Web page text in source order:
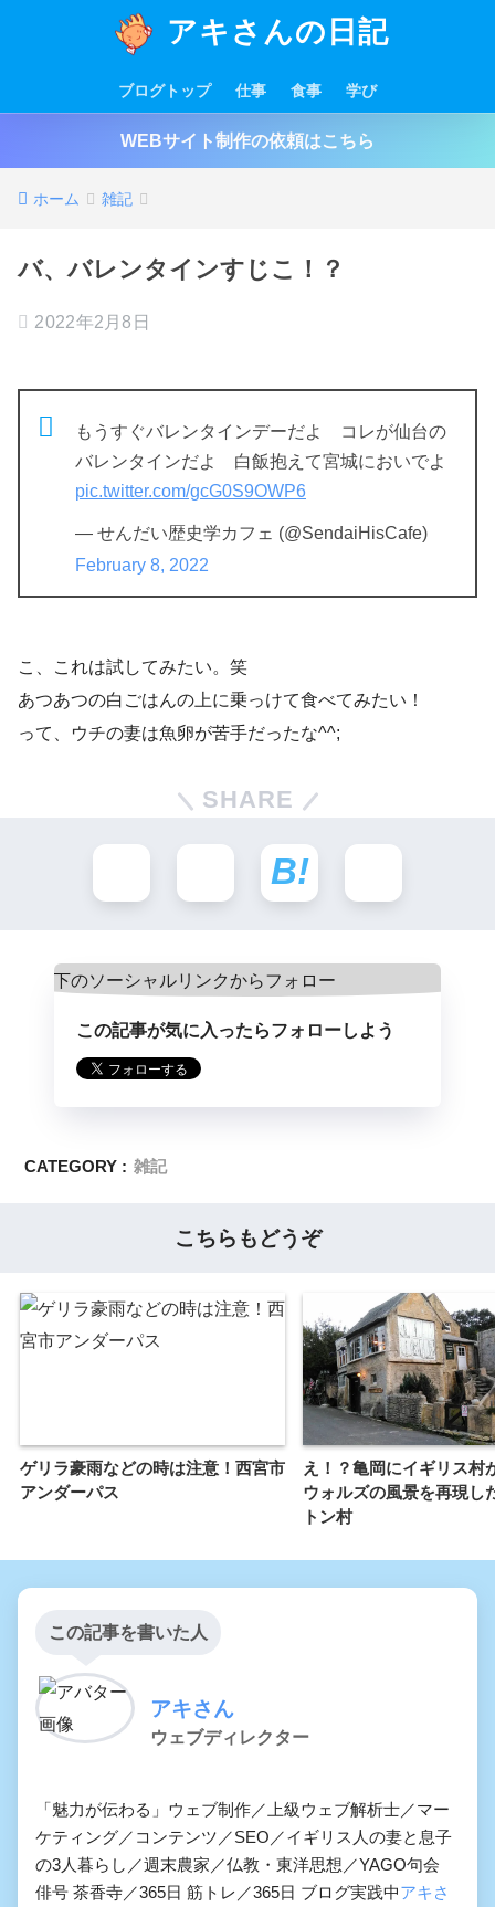
アキさんの日記
ブログトップ 仕事 食事 学び
WEBサイト制作の依頼はこちら
ホーム 雑記
バ、バレンタインすじこ！？
2022年2月8日
もうすぐバレンタインデーだよ コレが仙台の
バレンタインだよ 白飯抱えて宮城においでよ
pic.twitter.com/gcG0S9OWP6
— せんだい歴史学カフェ (@SendaiHisCafe)
February 8, 2022
こ、これは試してみたい。笑
あつあつの白ごはんの上に乗っけて食べてみたい！
って、ウチの妻は魚卵が苦手だったな^^;
SHARE
この記事が気に入ったらフォローしよう
CATEGORY : 雑記
こちらもどうぞ
ゲリラ豪雨などの時は注意！西宮市
アンダーパス
え！？亀岡にイギリス村
ウォルズの風景を再現し
トン村
この記事を書いた人
アキさん
ウェブディレクター
「魅力が伝わる」ウェブ制作／上級ウェブ解析士／マー
ケティング／コンテンツ／SEO／イギリス人の妻と息子
の3人暮らし／週末農家／仏教・東洋思想／YAGO句会
俳号 茶香寺／365日 筋トレ／365日 ブログ実践中アキさ